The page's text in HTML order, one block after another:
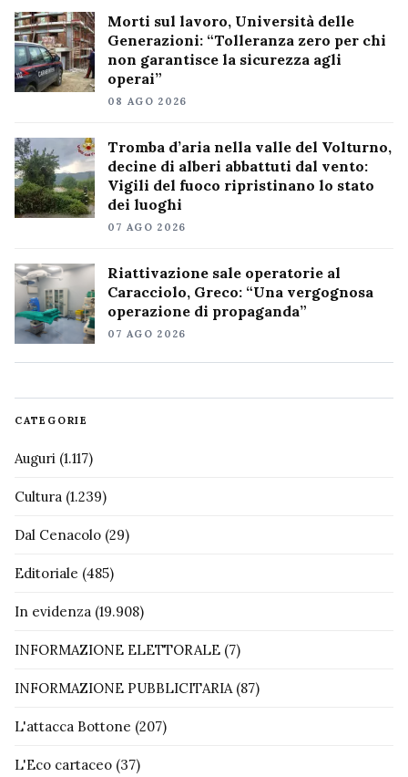
Morti sul lavoro, Università delle
Generazioni: “Tolleranza zero per chi
non garantisce la sicurezza agli
operai”
08 AGO 2026
Tromba d’aria nella valle del Volturno,
decine di alberi abbattuti dal vento:
Vigili del fuoco ripristinano lo stato
dei luoghi
07 AGO 2026
Riattivazione sale operatorie al
Caracciolo, Greco: “Una vergognosa
operazione di propaganda”
07 AGO 2026
CATEGORIE
Auguri (1.117)
Cultura (1.239)
Dal Cenacolo (29)
Editoriale (485)
In evidenza (19.908)
INFORMAZIONE ELETTORALE (7)
INFORMAZIONE PUBBLICITARIA(87)
L'attacca Bottone (207)
L'Eco cartaceo (37)